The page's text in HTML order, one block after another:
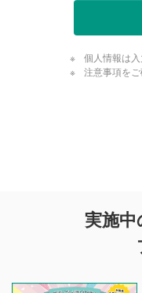
個人情報は入
注意事項をご
投
を目的として、各動画
実施中